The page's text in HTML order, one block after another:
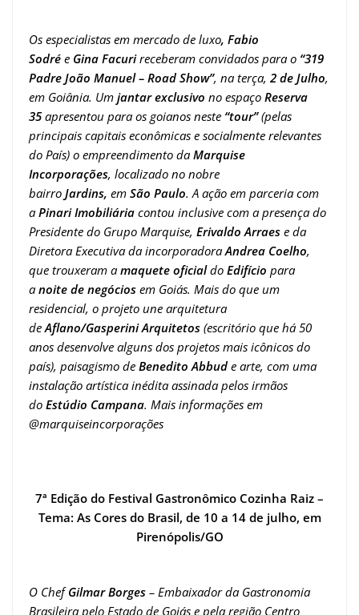
Os especialistas em mercado de luxo, Fabio
Sodré e Gina Facurireceberam convidados para o “319
Padre João Manuel – Road Show”, na terça, 2 de Julho,
em Goiânia. Um jantar exclusivo no espaço Reserva
35 apresentou para os goianos neste “tour”(pelas
principais capitais econômicas e socialmente relevantes
do País) o empreendimento da Marquise
Incorporações, localizado no nobre
bairro Jardins, em São Paulo. A ação em parceria com
a Pinari Imobiliária contou inclusive com a presença do
Presidente do Grupo Marquise, Erivaldo Arraes e da
Diretora Executiva da incorporadoraAndrea Coelho,
que trouxeram a maquete oficialdo Edifício para
a noite de negócios em Goiás. Mais do que um
residencial, o projeto une arquitetura
deAflano/Gasperini Arquitetos (escritório que há 50
anos desenvolve alguns dos projetos mais icônicos do
país), paisagismo de Benedito Abbud e arte, com uma
instalação artística inédita assinada pelos irmãos
do Estúdio Campana. Mais informações em
@marquiseincorporações
7ª Edição do Festival Gastronômico Cozinha Raiz –
Tema: As Cores do Brasil, de 10 a 14 de julho, em
Pirenópolis/GO
O ChefGilmar Borges – Embaixador da Gastronomia
Brasileira pelo Estado de Goiás e pela região Centro